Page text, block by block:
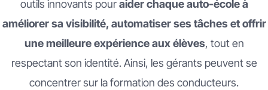
outils innovants pouraider chaque auto-école à
améliorer sa visibilité, automatiser ses tâches et offrir
une meilleure expérience aux élèves, tout en
respectant son identité. Ainsi, les gérants peuvent se
concentrer sur la formation des conducteurs.